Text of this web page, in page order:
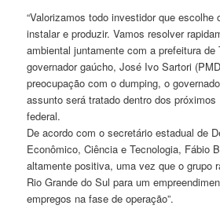
“Valorizamos todo investidor que escolhe
instalar e produzir. Vamos resolver
ambiental juntamente com a prefeitura de
governador gaúcho, José Ivo Sartori
preocupação com o dumping, o
assunto será tratado dentro dos
federal.
De acordo com o secretário estadual de
Econômico, Ciência e Tecnologia, Fábio
altamente positiva, uma vez que o grupo
Rio Grande do Sul para um
empregos na fase de operação”.